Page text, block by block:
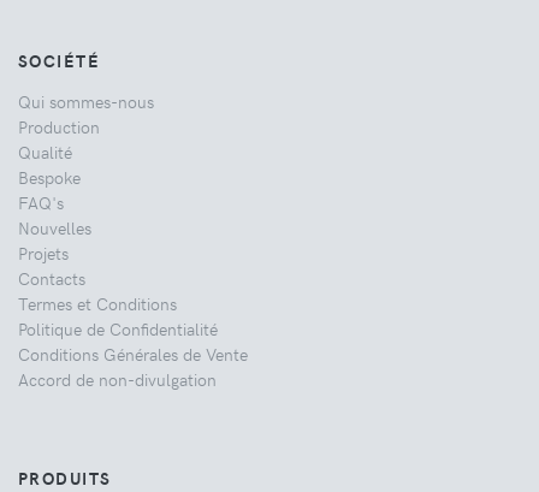
SOCIÉTÉ
Qui sommes-nous
Production
Qualité
Bespoke
FAQ's
Nouvelles
Projets
Contacts
Termes et Conditions
Politique de Confidentialité
Conditions Générales de Vente
Accord de non-divulgation
PRODUITS